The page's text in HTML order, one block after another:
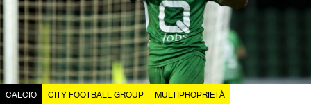
CALCIO CITY FOOTBALL GROUP MULTIPROPRIETÀ